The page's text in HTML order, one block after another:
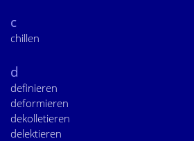
c
chillen
d
definieren
deformieren
dekolletieren
delektieren